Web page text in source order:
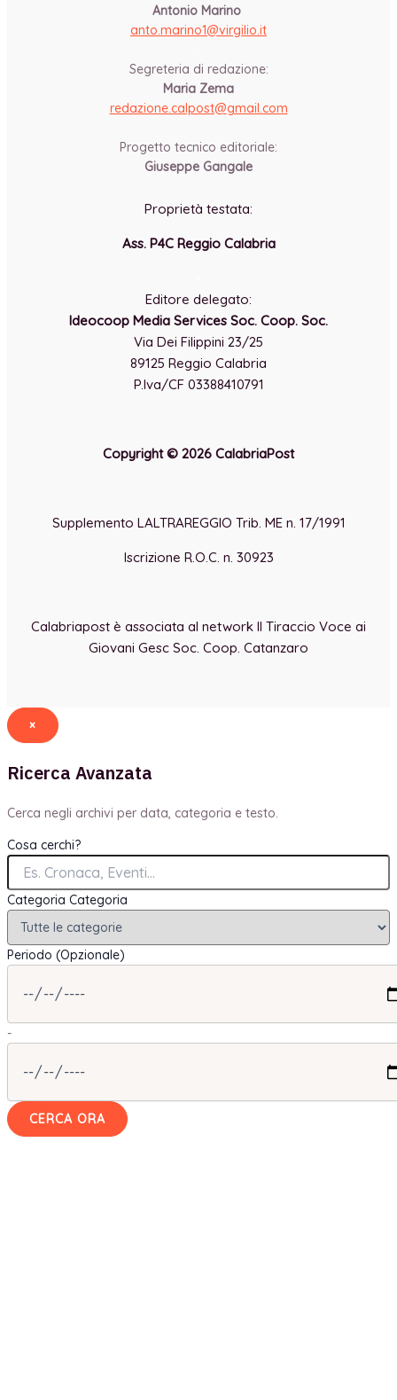
Antonio Marino
anto.marino1@virgilio.it
Segreteria di redazione:
Maria Zema
redazione.calpost@gmail.com
Progetto tecnico editoriale:
Giuseppe Gangale
Proprietà testata:
Ass. P4C Reggio Calabria
Editore delegato:
Ideocoop Media Services Soc. Coop. Soc.
Via Dei Filippini 23/25
89125 Reggio Calabria
P.Iva/CF 03388410791
Copyright © 2026 CalabriaPost
Supplemento LALTRAREGGIO Trib. ME n. 17/1991
Iscrizione R.O.C. n. 30923
Calabriapost è associata al network Il Tiraccio Voce ai
Giovani Gesc Soc. Coop. Catanzaro
×
Ricerca Avanzata
Cerca negli archivi per data, categoria e testo.
Cosa cerchi?
Categoria Categoria
Periodo (Opzionale)
-
CERCA ORA